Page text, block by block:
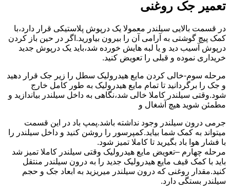
تعمیر جک روغنی
در قسمت بالایی سیلندر معمولا یک درپوش پلاستیکی قرار دارد،با
کمک پیچ گوشتی به آرامی آن را بیرون بیاورید.اگر در حین باز کردن
درپوش آسیب دید و یا لبه هایش خورده شد،باید یک درپوش جدید
خریداری نموده و قبلی را تعویض کنید.
مرحله سوم-خالی کردن مایع هیدرولیک سطل را زیر جک قرار دهید
و جک را برگردانید تا تمام مایع هیدرولیک به طور کامل خارج
شود.وقتی سیلندر کاملا خالی شد،نگاهی به داخل سیلندر بیاندازید و
مطمئن شوید هیچ آشغال و
جرمی درون سیلندر وجود نداشته باشد.پمپ باد در این قسمت
میتواند به کمک شما بیاید.کمپرسور را روشن کنید و داخل سیلندر را
با فشار هوا باد بگیرید تا کاملا تمیز شود.
مرحله چهارم –تعویض مایع هیدرولیک وقتی سیلندر کاملا تمیز شد
باید با کمک قیف مایع هیدرولیک جدید را به درون سیلندر منتقل
کنید.مقدار روغنی که درون سیلندر میریزید به ابعاد جک و حجم
سیلندر بستگی دارد.